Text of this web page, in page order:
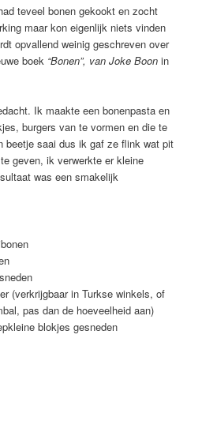
teveel bonen gekookt en zocht
maar kon eigenlijk niets vinden
opvallend weinig geschreven over
boek “Bonen”, van Joke Boon in
Ik maakte een bonenpasta en
burgers van te vormen en die te
beetje saai dus ik gaf ze flink wat pit
geven, ik verwerkte er kleine
was een smakelijk
(verkrijgbaar in Turkse winkels, of
pas dan de hoeveelheid aan)
blokjes gesneden